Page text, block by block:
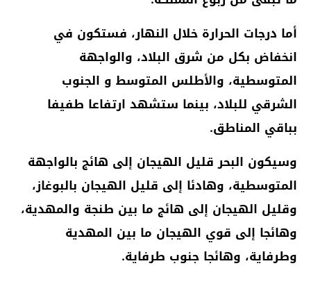
أما درجات الحرارة خلال النهار، فستكون في
انخفاض بكل من شرق البلاد، والواجهة
المتوسطية، والأطلس المتوسط و الجنوب
الشرقي للبلاد، بينما ستشهد ارتفاعا طفيفا
بباقي المناطق.
وسيكون البحر قليل الهيجان إلى هائج بالواجهة
المتوسطية، وهادئا إلى قليل الهيجان بالبوغاز،
وقليل الهيجان إلى هائج ما بين طنجة والمهدية،
وهائجا إلى قوي الهيجان ما بين المهدية
وطرفاية، وهائجا جنوب طرفاية.